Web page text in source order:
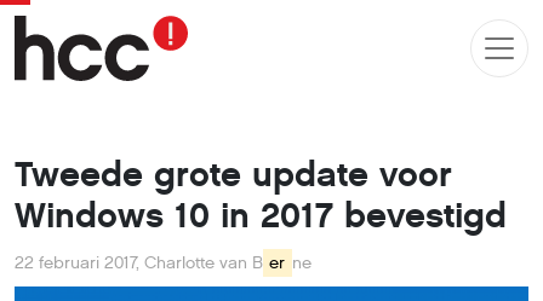
Tweede grote update voor
Windows 10 in 2017 bevestigd
22 februari 2017, Charlotte van B er ne